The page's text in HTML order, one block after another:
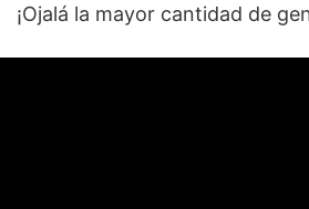
¡Ojalá la mayor cantidad de